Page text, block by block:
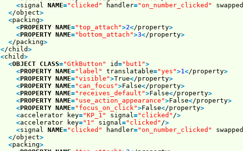
<signal NAME="clicked" handler="on_number_clicked" swapped
</object>
<packing>
<PROPERTY NAME="top_attach">2</property>
<PROPERTY NAME="bottom_attach">3</property>
</packing>
</child>
<child>
<OBJECT CLASS="GtkButton" id="but1">
<PROPERTY NAME="label" translatable="yes">1 </property>
<PROPERTY NAME="visible">True</property>
<PROPERTY NAME="can_focus">False</property>
<PROPERTY NAME="receives_default">False</property>
<PROPERTY NAME="use_action_appearance">False</property>
<PROPERTY NAME="focus_on_click">False</property>
<accelerator key="KP_1" signal ="clicked" />
<accelerator key="1" signal ="clicked" />
<signal NAME="clicked" handler="on_number_clicked" swapped
</object>
<packing>